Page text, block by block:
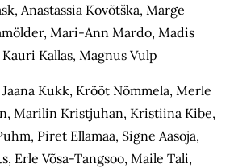
Anastassia Kovõtška, Marge
Mari-Ann Mardo, Madis
Kallas, Magnus Vulp
Kukk, Krõõt Nõmmela, Merle
Marilin Kristjuhan, Kristiina Kibe,
Piret Ellamaa, Signe Aasoja,
Erle Võsa-Tangsoo, Maile Tali,